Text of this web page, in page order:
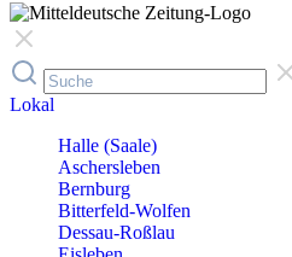
Lokal
Halle (Saale)
Aschersleben
Bernburg
Bitterfeld-Wolfen
Dessau-Roßlau